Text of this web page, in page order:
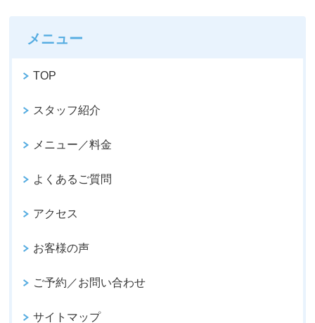
メニュー
TOP
スタッフ紹介
メニュー／料金
よくあるご質問
アクセス
お客様の声
ご予約／お問い合わせ
サイトマップ